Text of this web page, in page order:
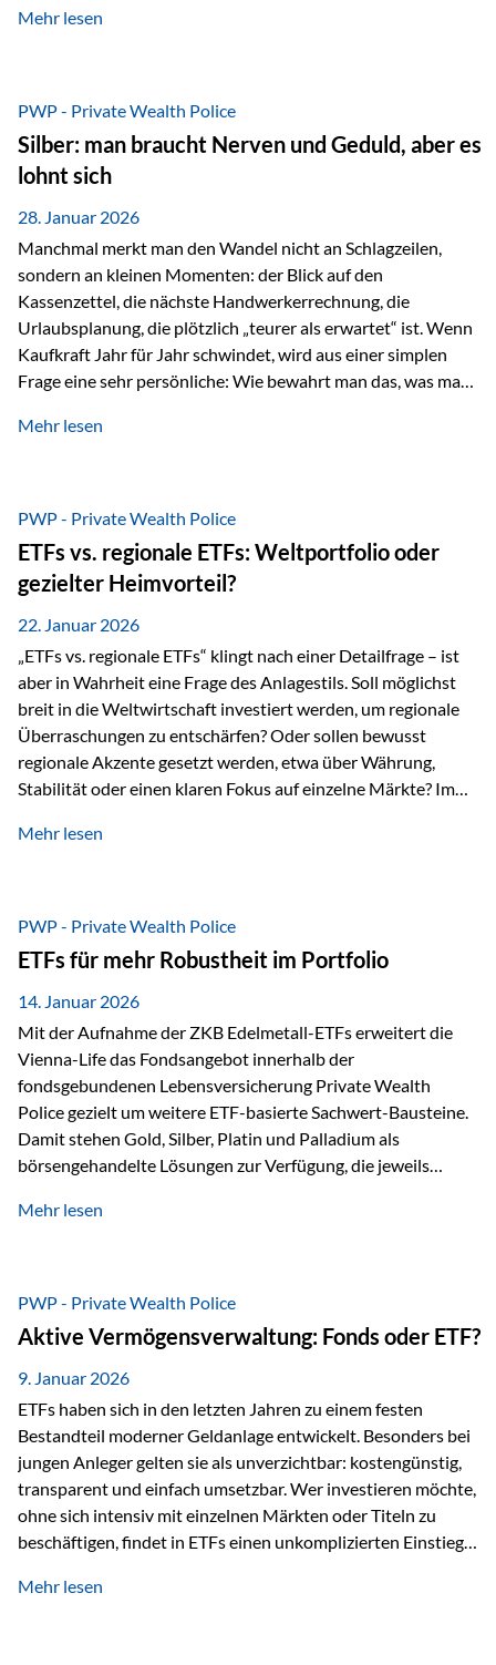
starken Anstiegen. Diese verändern jedoch nicht die
von geopolitischen Spannungen, einer stark ausgeweiteten
Geldmenge sowie strukturellen Verschiebungen an den
Kapitalmärkten geprägt ist, bleibt Gold ein bewährter Anker.
Nicht, weil…
Mehr lesen
PWP - Private Wealth Police
Silber: man braucht Nerven und Geduld, aber es
lohnt sich
28. Januar 2026
Manchmal merkt man den Wandel nicht an Schlagzeilen,
sondern an kleinen Momenten: der Blick auf den
Kassenzettel, die nächste Handwerkerrechnung, die
Urlaubsplanung, die plötzlich „teurer als erwartet“ ist. Wenn
Kaufkraft Jahr für Jahr schwindet, wird aus einer simplen
Frage eine sehr persönliche: Wie bewahrt man das, was man
Sachwerten mit einer Investition in Sachwerte zu
gerade dann, wenn Märkte nervös werden,…
Mehr lesen
PWP - Private Wealth Police
ETFs vs. regionale ETFs: Weltportfolio oder
gezielter Heimvorteil?
22. Januar 2026
„ETFs vs. regionale ETFs“ klingt nach einer Detailfrage – ist
aber in Wahrheit eine Frage des Anlagestils. Soll möglichst
breit in die Weltwirtschaft investiert werden, um regionale
Überraschungen zu entschärfen? Oder sollen bewusst
regionale Akzente gesetzt werden, etwa über Währung,
Stabilität oder einen klaren Fokus auf einzelne Märkte? Im
Wealth Police der Vienna-Life lassen sich beide Ansätze
Risikostreuung, Inflationsrobustheit und Stabilisierung. 1)
Die Philosophiefrage: breit oder bewusst? Global investieren
bedeutet: Das Portfolio bildet die Weltmärkte möglichst
breit ab, ohne die…
Mehr lesen
PWP - Private Wealth Police
ETFs für mehr Robustheit im Portfolio
14. Januar 2026
Mit der Aufnahme der ZKB Edelmetall-ETFs erweitert die
Vienna-Life das Fondsangebot innerhalb der
fondsgebundenen Lebensversicherung Private Wealth
Police gezielt um weitere ETF-basierte Sachwert-Bausteine.
Damit stehen Gold, Silber, Platin und Palladium als
börsengehandelte Lösungen zur Verfügung, die jeweils
dabei nicht auf einzelnen Marktmeinungen, sondern auf
Inflationsrobustheit und Stabilisierung – eingebettet in eine
liechtensteinische Versicherungsstruktur. Die
Sicherheitsarchitektur: Liechtenstein als Strukturprinzip Die
Private Wealth Police positioniert sich mit einer dreistufigen
Sicherheitsarchitektur, die auf mehreren Ebenen ansetzt:
Stufe 1: Versicherer-Ebene • Versicherung mit…
Mehr lesen
PWP - Private Wealth Police
Aktive Vermögensverwaltung: Fonds oder ETF?
9. Januar 2026
ETFs haben sich in den letzten Jahren zu einem festen
Bestandteil moderner Geldanlage entwickelt. Besonders bei
jungen Anleger gelten sie als unverzichtbar: kostengünstig,
transparent und einfach umsetzbar. Wer investieren möchte,
ohne sich intensiv mit einzelnen Märkten oder Titeln zu
beschäftigen, findet in ETFs einen unkomplizierten Einstieg
werden häufig kritisch betrachtet. Sie gelten als teurer,
Mehr lesen